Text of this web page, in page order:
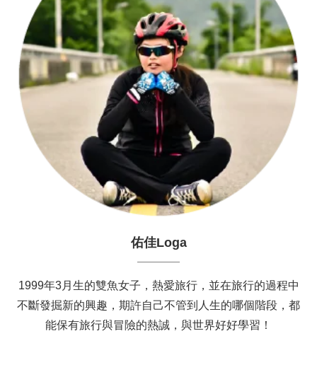
佑佳Loga
1999年3月生的雙魚女子，熱愛旅行，並在旅行的過程中
不斷發掘新的興趣，期許自己不管到人生的哪個階段，都
能保有旅行與冒險的熱誠，與世界好好學習！